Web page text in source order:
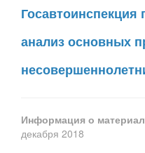
анализ основных
Информация о
декабря 2018